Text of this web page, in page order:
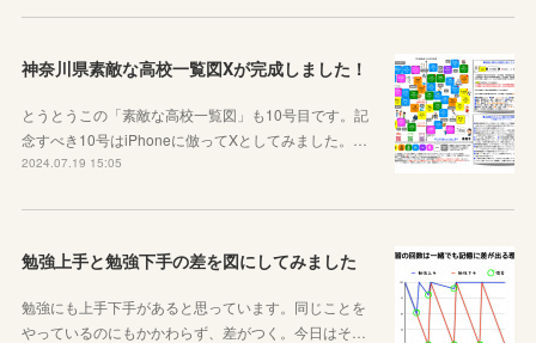
神奈川県素敵な高校一覧図Xが完成しました！
とうとうこの「素敵な高校一覧図」も10号目です。記
念すべき10号はiPhoneに倣ってXとしてみました。…
2024.07.19 15:05
勉強上手と勉強下手の差を図にしてみました
勉強にも上手下手があると思っています。同じことを
やっているのにもかかわらず、差がつく。今日はそ…